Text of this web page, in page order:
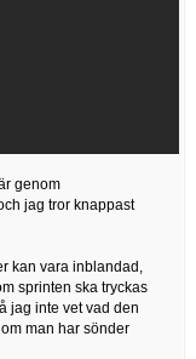
genom
jag tror knappast
kan vara inblandad,
sprinten ska tryckas
jag inte vet vad den
man har sönder